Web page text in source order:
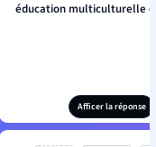
éducation multiculturelle
Afficer la réponse